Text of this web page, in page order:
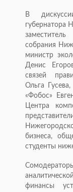
В
губернатора
собрания
министр
Денис
связей
Ольга
«Фобос»
Центра
бизнеса,
студенты
финансы